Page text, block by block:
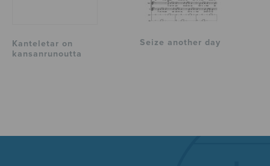
Kanteletar on
kansanrunoutta
Seize another day